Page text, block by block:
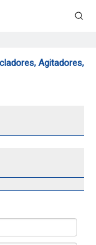
Agitadores,